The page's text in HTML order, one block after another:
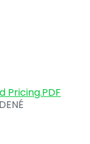
Pricing.PDF